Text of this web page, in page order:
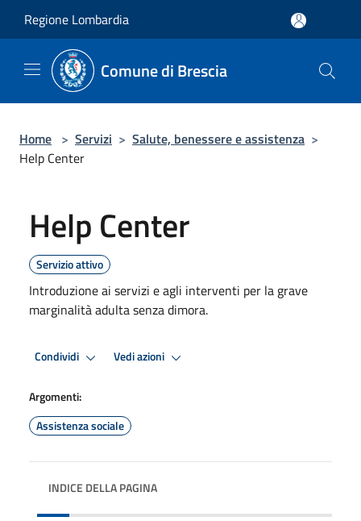
Regione Lombardia
Comune di Brescia
Home > Servizi > Salute, benessere e assistenza >
Help Center
Help Center
Servizio attivo
Introduzione ai servizi e agli interventi per la grave
marginalità adulta senza dimora.
Condividi Vedi azioni
Argomenti:
Assistenza sociale
INDICE DELLA PAGINA